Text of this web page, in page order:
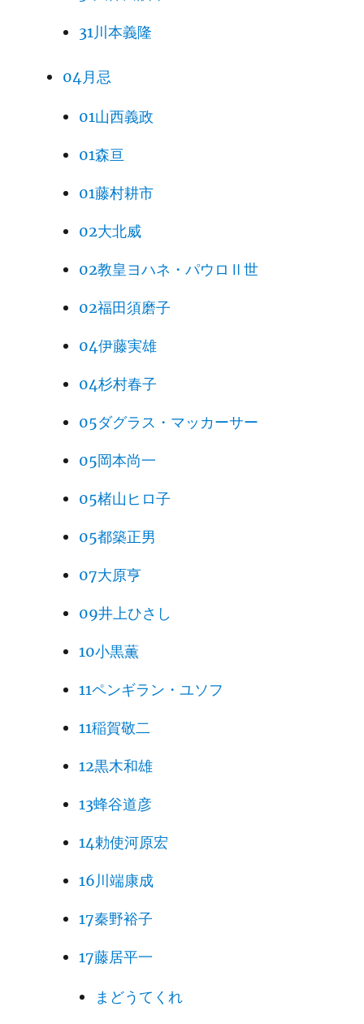
31川本義隆
04月忌
01山西義政
01森亘
01藤村耕市
02大北威
02教皇ヨハネ・パウロⅡ世
02福田須磨子
04伊藤実雄
04杉村春子
05ダグラス・マッカーサー
05岡本尚一
05楮山ヒロ子
05都築正男
07大原亨
09井上ひさし
10小黒薫
11ペンギラン・ユソフ
11稲賀敬二
12黒木和雄
13蜂谷道彦
14勅使河原宏
16川端康成
17秦野裕子
17藤居平一
まどうてくれ